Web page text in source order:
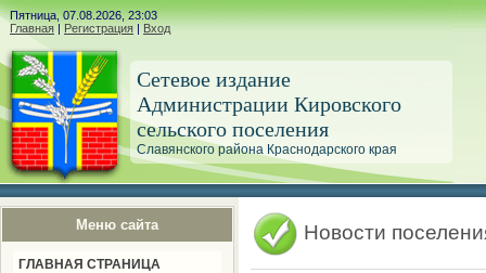
Пятница, 07.08.2026, 23:03
Главная | Регистрация | Вход
Сетевое издание
Администрации Кировского
сельского поселения
Славянского района Краснодарского края
Меню сайта
ГЛАВНАЯ СТРАНИЦА
Новости